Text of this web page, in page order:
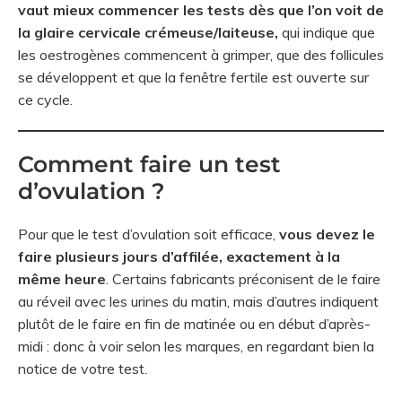
vaut mieux commencer les tests dès que l’on voit de
la glaire cervicale crémeuse/laiteuse, qui indique que
les oestrogènes commencent à grimper, que des follicules
se développent et que la fenêtre fertile est ouverte sur
ce cycle.
Comment faire un test
d’ovulation ?
Pour que le test d’ovulation soit efficace, vous devez le
faire plusieurs jours d’affilée, exactement à la
même heure . Certains fabricants préconisent de le faire
au réveil avec les urines du matin, mais d’autres indiquent
plutôt de le faire en fin de matinée ou en début d’après-
midi : donc à voir selon les marques, en regardant bien la
notice de votre test.